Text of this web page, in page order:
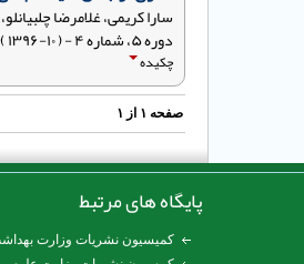
سارا کریمی، غلامرضا
دوره ۵، شماره ۴ - ( ۱۰-۱۳۹۶ )
چکیده
صفحه ۱ از ۱
پایگاه های مرتبط
کمیسیون نشریات وزارت